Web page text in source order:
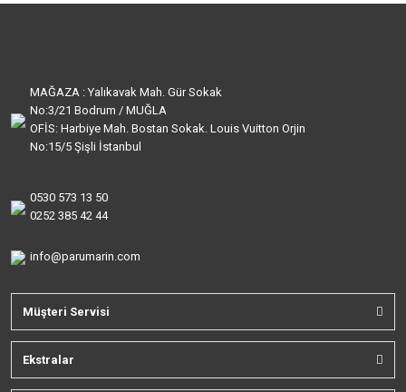
MAĞAZA : Yalıkavak Mah. Gür Sokak
No:3/21 Bodrum / MUĞLA
OFİS: Harbiye Mah. Bostan Sokak. Louis Vuitton Orjin
No:15/5 Şişli İstanbul
0530 573 13 50
0252 385 42 44
info@parumarin.com
Müşteri Servisi
Ekstralar